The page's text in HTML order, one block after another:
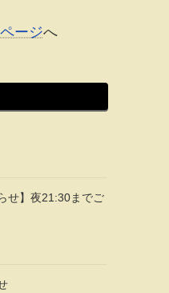
ージへ
せ】夜21:30までご